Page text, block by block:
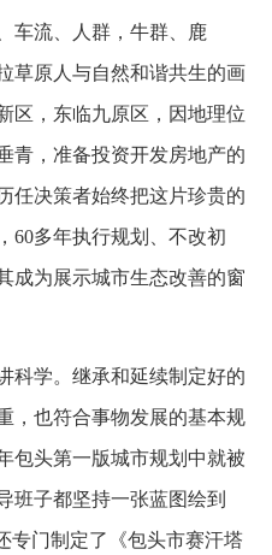
车流、人群，牛群、鹿
原人与自然和谐共生的画
区，东临九原区，因地理位
青，准备投资开发房地产的
任决策者始终把这片珍贵的
60多年执行规划、不改初
成为展示城市生态改善的窗
科学。继承和延续制定好的
，也符合事物发展的基本规
包头第一版城市规划中就被
班子都坚持一张蓝图绘到
专门制定了《包头市赛汗塔